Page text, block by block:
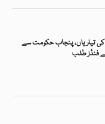
کی تیاریاں، پنجاب حکومت سے